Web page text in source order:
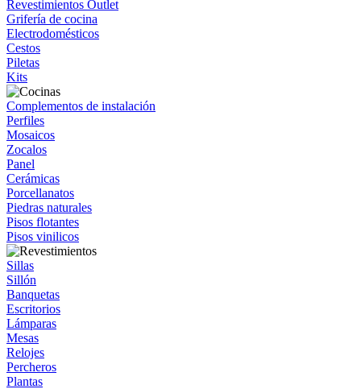
Revestimientos Outlet
Grifería de cocina
Electrodomésticos
Cestos
Piletas
Kits
Complementos de instalación
Perfiles
Mosaicos
Zocalos
Panel
Cerámicas
Porcellanatos
Piedras naturales
Pisos flotantes
Pisos vinilicos
Sillas
Sillón
Banquetas
Escritorios
Lámparas
Mesas
Relojes
Percheros
Plantas